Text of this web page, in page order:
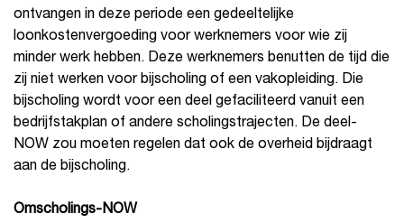
ontvangen in deze periode een gedeeltelijke
loonkostenvergoeding voor werknemers voor wie zij
minder werk hebben. Deze werknemers benutten de tijd die
zij niet werken voor bijscholing of een vakopleiding. Die
bijscholing wordt voor een deel gefaciliteerd vanuit een
bedrijfstakplan of andere scholingstrajecten. De deel-
NOW zou moeten regelen dat ook de overheid bijdraagt
aan de bijscholing.
Omscholings-NOW